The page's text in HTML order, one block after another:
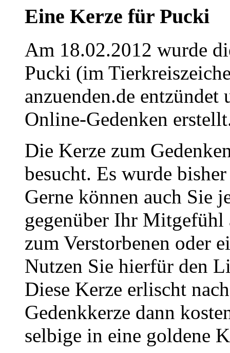
Eine Kerze für Pucki
Am 18.02.2012 wurde
Pucki (im
anzuenden.de
Online-Gedenken
Die Kerze zum
besucht. Es wurde
Gerne können auch Sie
gegenüber Ihr Mitgefühl
zum Verstorbenen oder
Nutzen Sie hierfür den
Diese Kerze erlischt
Gedenkkerze dann
selbige in eine goldene